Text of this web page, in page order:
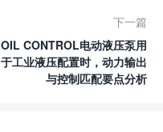
下一篇
OIL CONTROL电动液压泵用
于工业液压配置时，动力输出
与控制匹配要点分析